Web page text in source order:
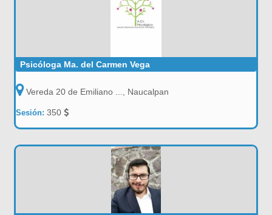
Psicóloga Ma. del Carmen Vega
Vereda 20 de Emiliano ..., Naucalpan
Sesión:350